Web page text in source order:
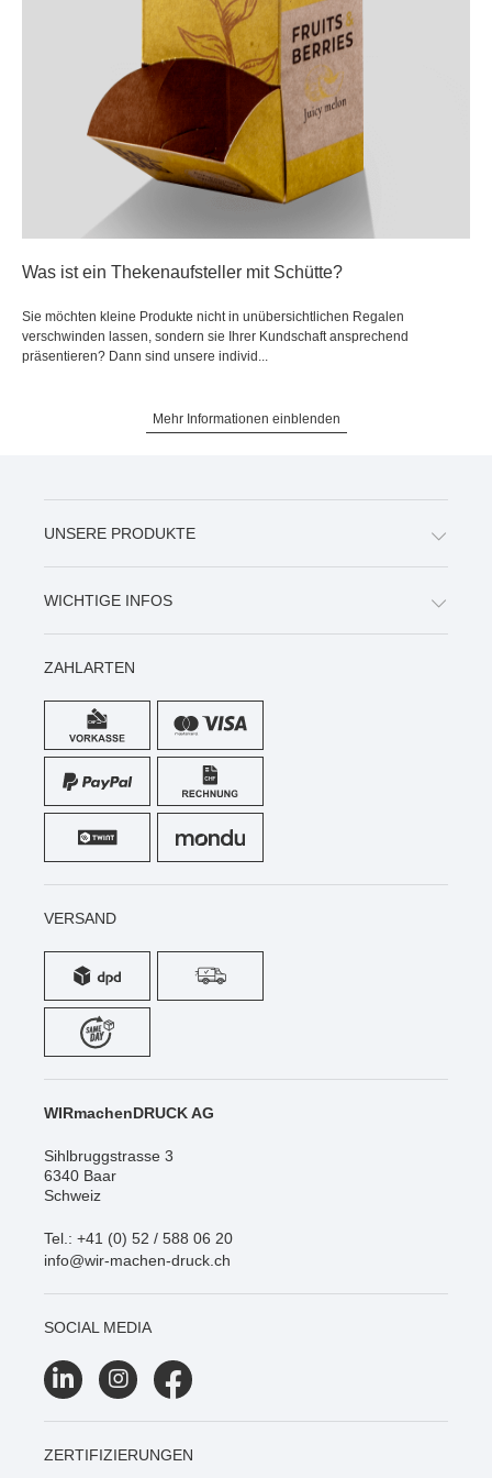
Was ist ein Thekenaufsteller mit Schütte?
Sie möchten kleine Produkte nicht in unübersichtlichen Regalen
verschwinden lassen, sondern sie Ihrer Kundschaft ansprechend
präsentieren? Dann sind unsere individ...
Mehr Informationen einblenden
UNSERE PRODUKTE
WICHTIGE INFOS
ZAHLARTEN
VERSAND
WIRmachenDRUCK AG
Sihlbruggstrasse 3
6340 Baar
Schweiz
Tel.: +41 (0) 52 / 588 06 20
info@wir-machen-druck.ch
SOCIAL MEDIA
ZERTIFIZIERUNGEN